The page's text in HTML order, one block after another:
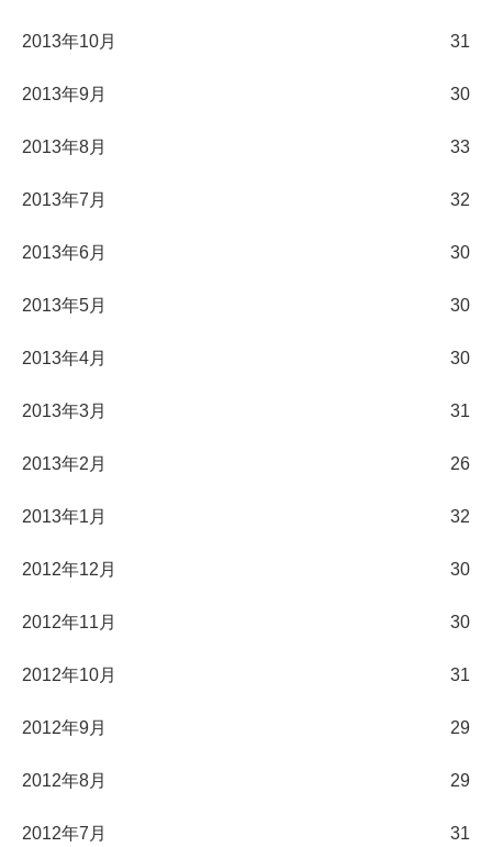
2013年10月 31
2013年9月 30
2013年8月 33
2013年7月 32
2013年6月 30
2013年5月 30
2013年4月 30
2013年3月 31
2013年2月 26
2013年1月 32
2012年12月 30
2012年11月 30
2012年10月 31
2012年9月 29
2012年8月 29
2012年7月 31